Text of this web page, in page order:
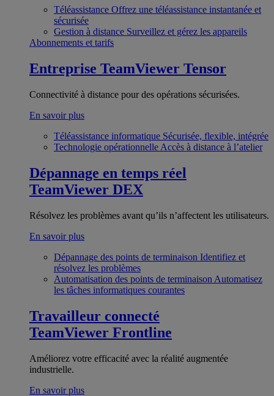
Téléassistance Offrez une téléassistance instantanée et
sécurisée
Gestion à distance Surveillez et gérez les appareils
Abonnements et tarifs
Entreprise TeamViewer Tensor
Connectivité à distance pour des opérations sécurisées.
En savoir plus
Téléassistance informatique Sécurisée, flexible, intégrée
Technologie opérationnelle Accès à distance à l’atelier
Dépannage en temps réel
TeamViewer DEX
Résolvez les problèmes avant qu’ils n’affectent les utilisateurs.
En savoir plus
Dépannage des points de terminaison Identifiez et
résolvez les problèmes
Automatisation des points de terminaison Automatisez
les tâches informatiques courantes
Travailleur connecté
TeamViewer Frontline
Améliorez votre efficacité avec la réalité augmentée
industrielle.
En savoir plus